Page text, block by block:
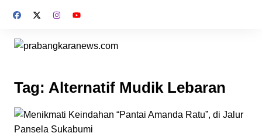
Tag: Alternatif Mudik Lebaran